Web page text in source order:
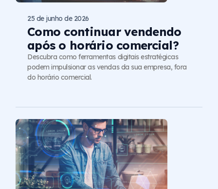
Como continuar vendendo
após o horário comercial?
25 de junho de 2026
Descubra como ferramentas digitais estratégicas
podem impulsionar as vendas da sua empresa, fora
do horário comercial.